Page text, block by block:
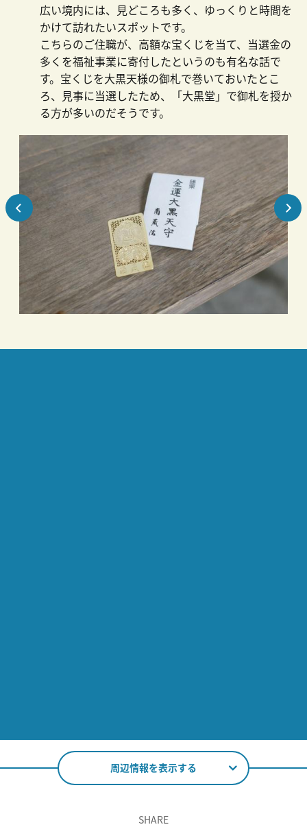
広い境内には、見どころも多く、ゆっくりと時間を
かけて訪れたいスポットです。
こちらのご住職が、高額な宝くじを当て、当選金の
多くを福祉事業に寄付したというのも有名な話で
す。宝くじを大黒天様の御札で巻いておいたとこ
ろ、見事に当選したため、「大黒堂」で御札を授か
る方が多いのだそうです。
周辺情報を表示する
SHARE